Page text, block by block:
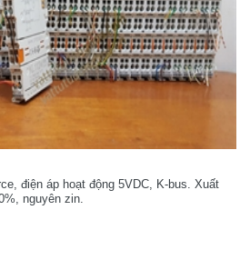
điện áp hoạt động 5VDC, K-bus. Xuất
nguyên zin.